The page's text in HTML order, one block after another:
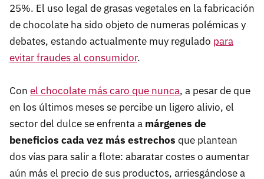
25%. El uso legal de grasas vegetales en la fabricación
de chocolate ha sido objeto de numeras polémicas y
debates, estando actualmente muy regulado para
evitar fraudes al consumidor.
Con el chocolate más caro que nunca, a pesar de que
en los últimos meses se percibe un ligero alivio, el
sector del dulce se enfrenta a márgenes de
beneficios cada vez más estrechos que plantean
dos vías para salir a flote: abaratar costes o aumentar
aún más el precio de sus productos, arriesgándose a